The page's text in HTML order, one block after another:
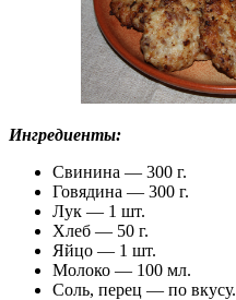
Ингредиенты:
Свинина — 300 г.
Говядина — 300 г.
Лук — 1 шт.
Хлеб — 50 г.
Яйцо — 1 шт.
Молоко — 100 мл.
Соль, перец — по вкусу.